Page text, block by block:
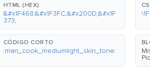
HTML (HEX)
&#x1F468;&#x1F3FC;&#x200D;&#x1F
373;
CÓDIGO CORTO
:man_cook_mediumlight_skin_tone: